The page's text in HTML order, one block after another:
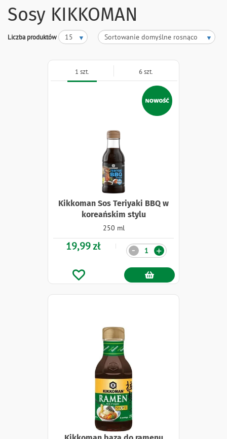
Sosy KIKKOMAN
Liczba produktów
Kikkoman Sos Teriyaki BBQ w
koreańskim stylu
250 ml
Naklejki
19,99 zł
1 szt. 6 szt.
Ilość +
-